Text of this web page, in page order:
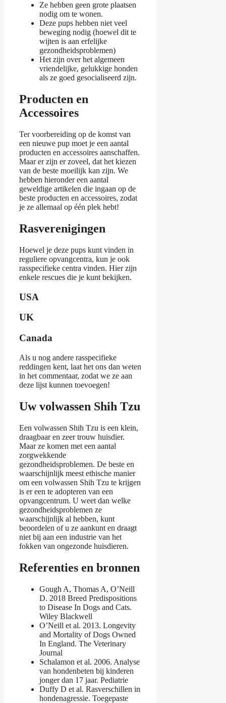
Ze hebben geen grote plaatsen
nodig om te wonen.
Deze pups hebben niet veel
beweging nodig (hoewel dit te
wijten is aan erfelijke
gezondheidsproblemen)
Het zijn over het algemeen
vriendelijke, gelukkige honden
als ze goed gesocialiseerd zijn.
Producten en
Accessoires
Ter voorbereiding op de komst van
een nieuwe pup moet je een aantal
producten en accessoires aanschaffen.
Maar er zijn er zoveel, dat het kiezen
van de beste moeilijk kan zijn. We
hebben hieronder een aantal
geweldige artikelen die ingaan op de
beste producten en accessoires, zodat
je ze allemaal op één plek hebt!
Rasverenigingen
Hoewel je deze pups kunt vinden in
reguliere opvangcentra, kun je ook
rasspecifieke centra vinden. Hier zijn
enkele rescues die je kunt bekijken.
USA
UK
Canada
Als u nog andere rasspecifieke
reddingen kent, laat het ons dan weten
in het commentaar, zodat we ze aan
deze lijst kunnen toevoegen!
Uw volwassen Shih Tzu
Een volwassen Shih Tzu is een klein,
draagbaar en zeer trouw huisdier.
Maar ze komen met een aantal
zorgwekkende
gezondheidsproblemen. De beste en
waarschijnlijk meest ethische manier
om een volwassen Shih Tzu te krijgen
is er een te adopteren van een
opvangcentrum. U weet dan welke
gezondheidsproblemen ze
waarschijnlijk al hebben, kunt
beoordelen of u ze aankunt en draagt
niet bij aan een industrie van het
fokken van ongezonde huisdieren.
Referenties en bronnen
Gough A, Thomas A, O’Neill
D. 2018 Breed Predispositions
to Disease In Dogs and Cats.
Wiley Blackwell
O’Neill et al. 2013. Longevity
and Mortality of Dogs Owned
In England. The Veterinary
Journal
Schalamon et al. 2006. Analyse
van hondenbeten bij kinderen
jonger dan 17 jaar. Pediatrie
Duffy D et al. Rasverschillen in
hondenagressie. Toegepaste